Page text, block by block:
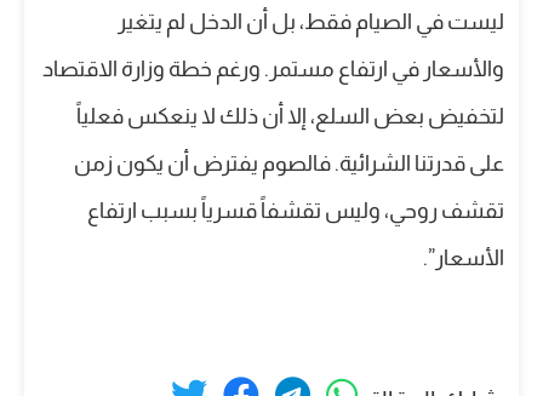
ليست في الصيام فقط، بل أن الدخل لم يتغير
والأسعار في ارتفاع مستمر. ورغم خطة وزارة الاقتصاد
لتخفيض بعض السلع، إلا أن ذلك لا ينعكس فعلياً
على قدرتنا الشرائية. فالصوم يفترض أن يكون زمن
تقشف روحي، وليس تقشفاً قسرياً بسبب ارتفاع
الأسعار”.